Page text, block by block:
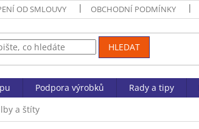
OD SMLOUVY OBCHODNÍ PODMÍNKY
HLEDAT
Podpora výrobků Rady a tipy
a štíty